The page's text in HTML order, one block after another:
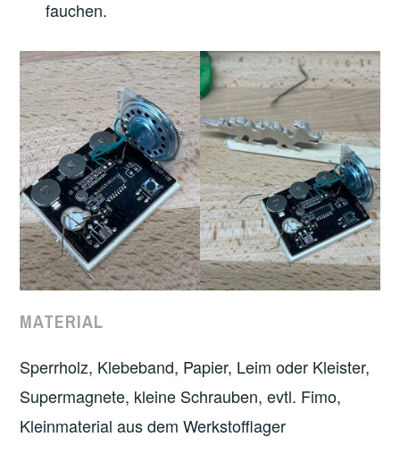
fauchen.
MATERIAL
Sperrholz, Klebeband, Papier, Leim oder Kleister,
Supermagnete, kleine Schrauben, evtl. Fimo,
Kleinmaterial aus dem Werkstofflager